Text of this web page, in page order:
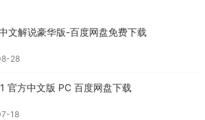
文解说豪华版-百度网盘免费下载
28
官方中文版 PC 百度网盘下载
18